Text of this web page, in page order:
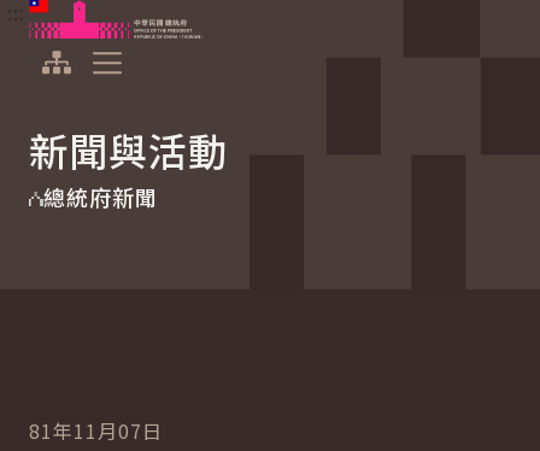
跳到主要內容
中華民國總統府
新聞與活動
總統府新聞
81年11月07日